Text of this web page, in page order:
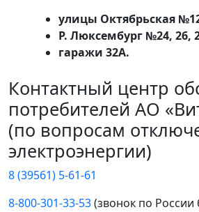
улицы Октябрьская
Р. Люксембург №24, 26,
гаражи 32А.
Контактный центр
потребителей АО
(по вопросам
электроэнергии)
8 (39561) 5-61-61
8-800-301-33-53(звонок по России